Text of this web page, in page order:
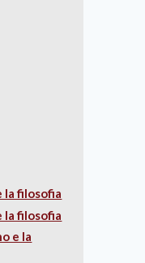
la filosofia
la filosofia
e la